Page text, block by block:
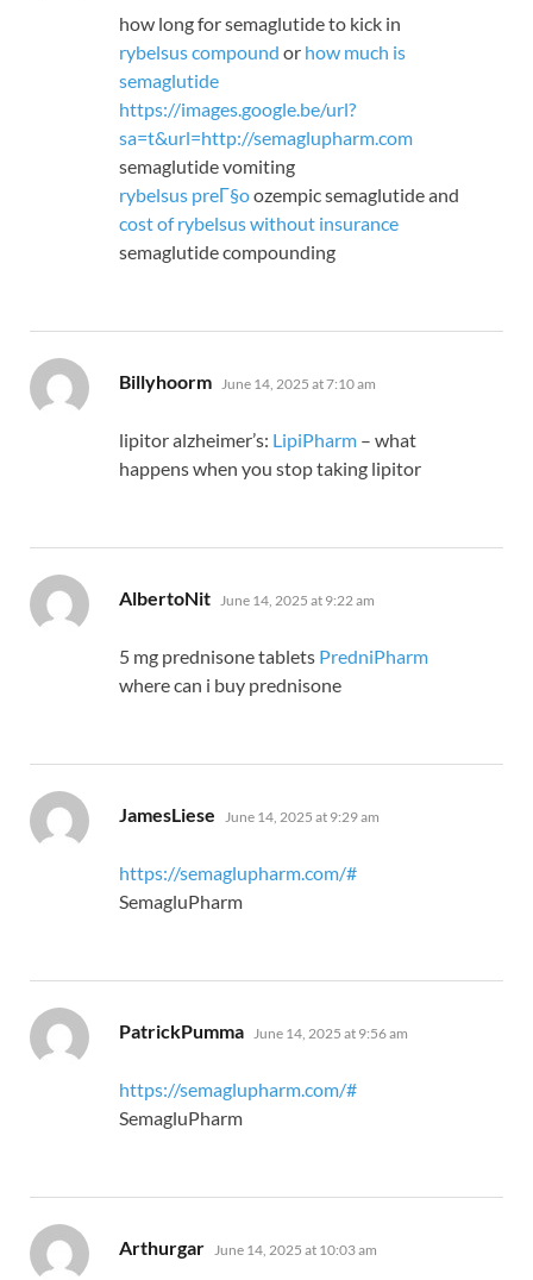
how long for semaglutide to kick in
rybelsus compound or how much is
semaglutide
https://images.google.be/url?
sa=t&url=http://semaglupharm.com
semaglutide vomiting
rybelsus preГ§oozempic semaglutide and
cost of rybelsus without insurance
semaglutide compounding
Billyhoorm says:
June 14, 2025 at 7:10 am
lipitor alzheimer’s: LipiPharm – what
happens when you stop taking lipitor
AlbertoNit says:
June 14, 2025 at 9:22 am
5 mg prednisone tablets PredniPharm
where can i buy prednisone
JamesLiese says:
June 14, 2025 at 9:29 am
https://semaglupharm.com/#
SemagluPharm
PatrickPumma says:
June 14, 2025 at 9:56 am
https://semaglupharm.com/#
SemagluPharm
Arthurgar says:
June 14, 2025 at 10:03 am